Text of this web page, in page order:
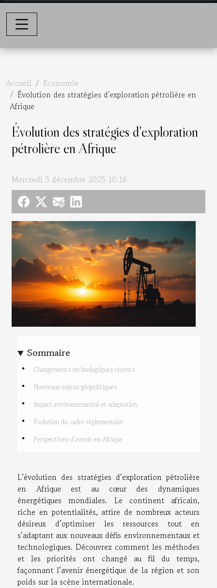
Accueil
Economie
Évolution des stratégies d'exploration pétrolière en
Afrique
Évolution des stratégies d'exploration
pétrolière en Afrique
Mercredi 3 décembre 2025 10:16
Sommaire
Changements technologiques récents
Nouveaux enjeux géopolitiques
Impact environnemental et adaptation
Évolution du cadre réglementaire
Perspectives d’avenir en Afrique
L’évolution des stratégies d’exploration pétrolière
en Afrique est au cœur des dynamiques
énergétiques mondiales. Le continent africain,
riche en potentialités, attire de nombreux acteurs
désireux d’optimiser les ressources tout en
s’adaptant aux nouveaux défis environnementaux et
technologiques. Découvrez comment les méthodes
et les priorités ont changé au fil du temps,
façonnant l’avenir énergétique de la région et son
poids sur la scène internationale.